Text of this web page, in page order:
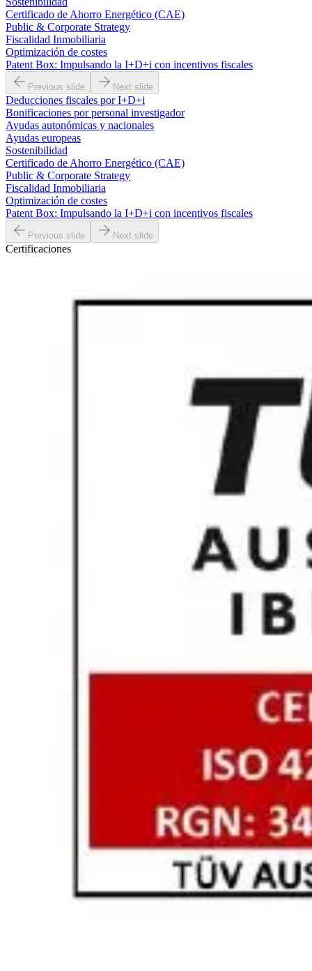
Certificado de Ahorro Energético (CAE)
Public & Corporate Strategy
Fiscalidad Inmobiliaria
Optimización de costes
Patent Box: Impulsando la I+D+i con incentivos fiscales
Previous slide Next slide
Deducciones fiscales por I+D+i
Bonificaciones por personal investigador
Ayudas autonómicas y nacionales
Ayudas europeas
Sostenibilidad
Certificado de Ahorro Energético (CAE)
Public & Corporate Strategy
Fiscalidad Inmobiliaria
Optimización de costes
Patent Box: Impulsando la I+D+i con incentivos fiscales
Previous slide Next slide
Certificaciones